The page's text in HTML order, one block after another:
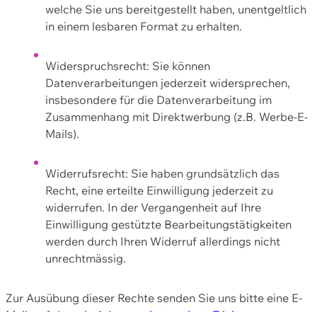
welche Sie uns bereitgestellt haben, unentgeltlich
in einem lesbaren Format zu erhalten.
Widerspruchsrecht: Sie können
Datenverarbeitungen jederzeit widersprechen,
insbesondere für die Datenverarbeitung im
Zusammenhang mit Direktwerbung (z.B. Werbe-E-
Mails).
Widerrufsrecht: Sie haben grundsätzlich das
Recht, eine erteilte Einwilligung jederzeit zu
widerrufen. In der Vergangenheit auf Ihre
Einwilligung gestützte Bearbeitungstätigkeiten
werden durch Ihren Widerruf allerdings nicht
unrechtmässig.
Zur Ausübung dieser Rechte senden Sie uns bitte eine E-